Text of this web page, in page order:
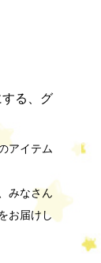
る、グ
アイテム
みなさん
お届けし